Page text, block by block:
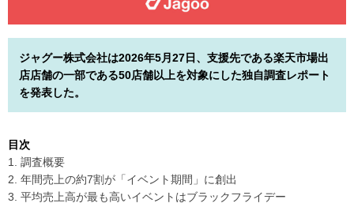
ジャグー株式会社は2026年5月27日、支援先である楽天市場出
店店舗の一部である50店舗以上を対象にした独自調査レポート
を発表した。
目次
1. 調査概要
2. 年間売上の約7割が「イベント期間」に創出
3. 平均売上高が最も高いイベントはブラックフライデー